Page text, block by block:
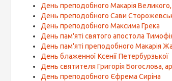
День преподобного Макарія
День преподобного Сави
День преподобного Максима Грека
День пам'яті святого апостола
День пам'яті преподобного Макарія
День блаженної Ксенії Петербурзької
День святителя Григорія Богослова,
День преподобного Єфрема Сиріна